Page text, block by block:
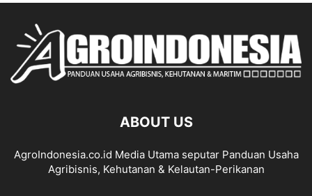
ABOUT US
AgroIndonesia.co.id Media Utama seputar Panduan Usaha
Agribisnis, Kehutanan & Kelautan-Perikanan